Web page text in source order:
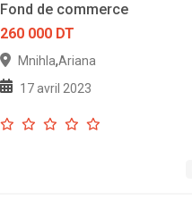
Fond de commerce
260 000 DT
Mnihla,Ariana
17 avril 2023